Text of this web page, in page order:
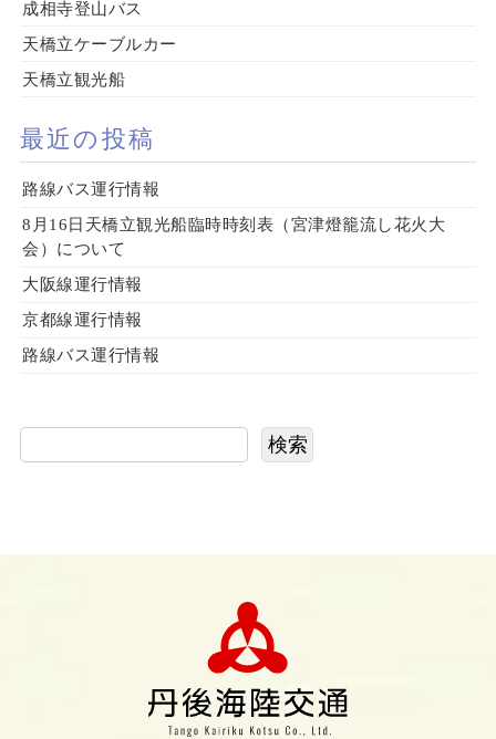
成相寺登山バス
天橋立ケーブルカー
天橋立観光船
最近の投稿
路線バス運行情報
8月16日天橋立観光船臨時時刻表（宮津燈籠流し花火大
会）について
大阪線運行情報
京都線運行情報
路線バス運行情報
検索